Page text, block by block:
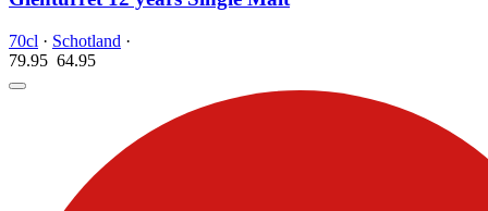
70cl · Schotland ·
79.95 64.95